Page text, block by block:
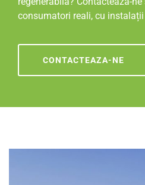
consumatori reali, cu
CONTACTEAZA-NE